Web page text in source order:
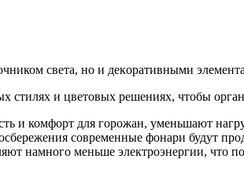
cвeтa, но и дeкopaтивными
и цветовых решениях, чтобы
и комфорт для горожан, уменьшают
современные фонари будут
намного меньше электроэнергии, что